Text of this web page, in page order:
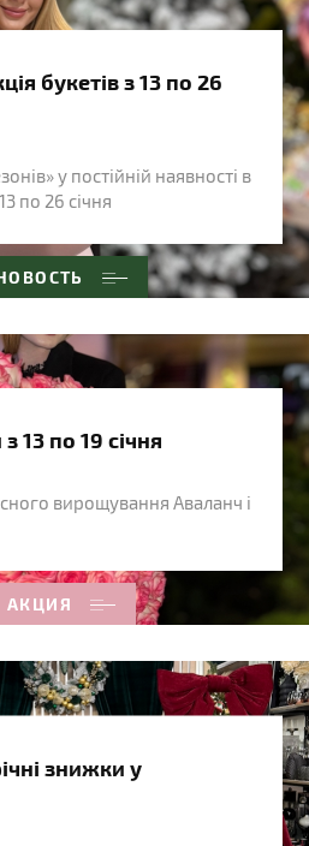
букетів з 13 по 26
у постійній наявності в
по 26 січня
АКЦИЯ
13 по 19 січня
вирощування Аваланч і
знижки у